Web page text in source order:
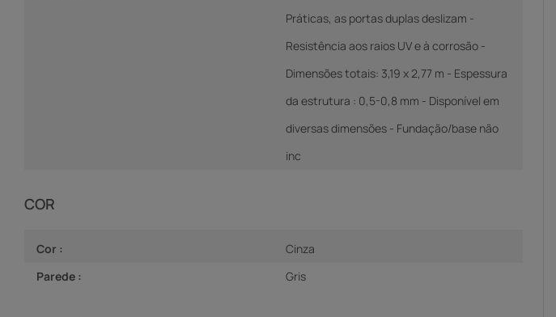
Práticas, as portas duplas deslizam -
Resistência aos raios UV e à corrosão -
Dimensões totais: 3,19 x 2,77 m - Espessura
da estrutura : 0,5-0,8 mm - Disponível em
diversas dimensões - Fundação/base não
inc
COR
Cor :
Cinza
Parede :
Gris